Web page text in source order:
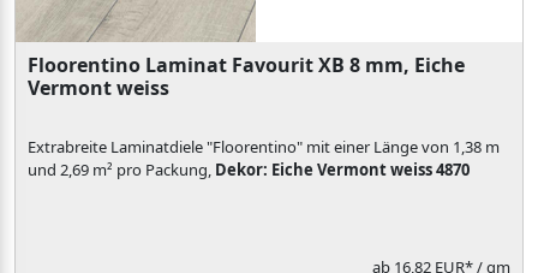
Floorentino Laminat Favourit XB 8 mm, Eiche
Vermont weiss
Extrabreite Laminatdiele "Floorentino" mit einer Länge von 1,38 m
und 2,69 m² pro Packung, Dekor: Eiche Vermont weiss 4870
ab 16,82 EUR*/ qm